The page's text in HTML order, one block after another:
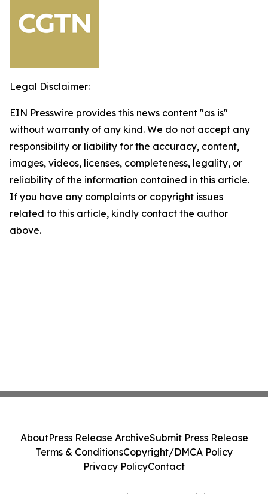
Legal Disclaimer:
EIN Presswire provides this news content "as is"
without warranty of any kind. We do not accept any
responsibility or liability for the accuracy, content,
images, videos, licenses, completeness, legality, or
reliability of the information contained in this article.
If you have any complaints or copyright issues
related to this article, kindly contact the author
above.
AboutPress Release ArchiveSubmit Press Release
Terms & ConditionsCopyright/DMCA Policy
Privacy PolicyContact